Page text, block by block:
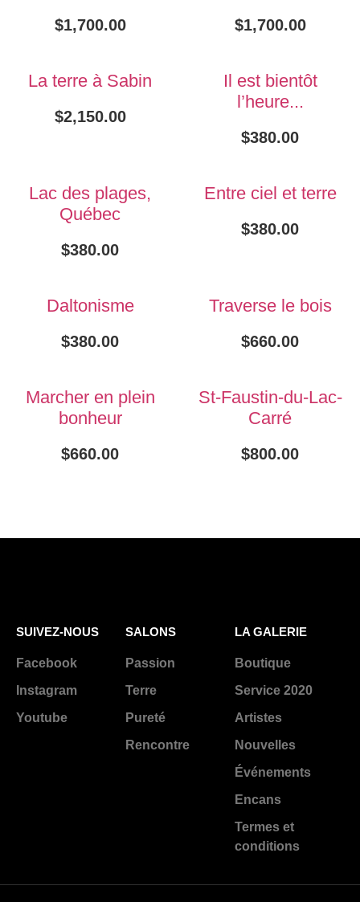
$1,700.00 $1,700.00
La terre à Sabin
$2,150.00
Il est bientôt
l’heure...
$380.00
Lac des plages,
Québec
$380.00
Entre ciel et terre
$380.00
Daltonisme
$380.00
Traverse le bois
$660.00
Marcher en plein
bonheur
$660.00
St-Faustin-du-Lac-
Carré
$800.00
SUIVEZ-NOUS
Facebook
Instagram
Youtube
SALONS
Passion
Terre
Pureté
Rencontre
LA GALERIE
Boutique
Service 2020
Artistes
Nouvelles
Événements
Encans
Termes et
conditions